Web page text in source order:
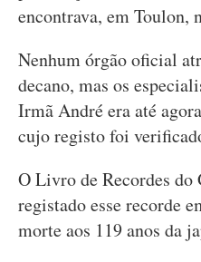
encontrava, em Toulon,
Nenhum órgão oficial
decano, mas os
Irmã André era até
cujo registo foi
O Livro de Recordes do
registado esse recorde
morte aos 119 anos da